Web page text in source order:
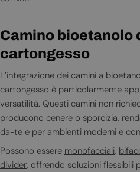
Camino bioetanolo
cartongesso
L’integrazione dei camini a
cartongesso è particolarmente
versatilità. Questi camini non
producono cenere o sporcizia,
da-te e per ambienti moderni e
Possono essere monofacciali,
divider, offrendo soluzioni flessibili